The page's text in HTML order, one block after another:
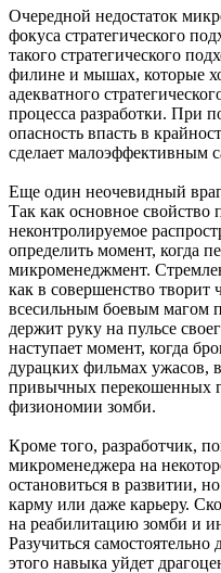
Очередной недостаток
фокуса стратегического
такого стратегического
филине и мышах, которые
адекватного
процесса разработки. При
опасность впасть в
сделает малоэффективным
Еще один неочевидный
Так как основное свойство
неконтролируемое
определить момент, когда
микроменеджмент.
как в совершенство творит
всесильным боевым магом
держит руку на пульсе
наступает момент, когда
дурацких фильмах ужасов,
привычных перекошенных
физиономии зомби.
Кроме того, разработчик,
микроменеджера на
остановиться в развитии,
карму или даже карьеру.
на реабилитацию зомби и
Разучиться самостоятельно
этого навыка уйдет